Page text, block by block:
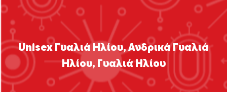
Unisex Γυαλιά Ηλίου,Ανδρικά Γυαλιά
Ηλίου, Γυαλιά Ηλίου